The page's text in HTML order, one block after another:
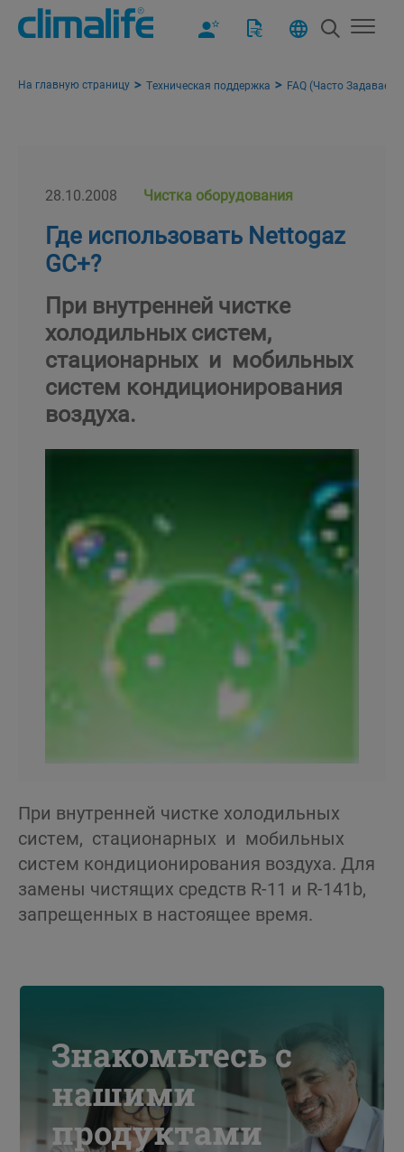
На главную страницу Техническая поддержка FAQ (Часто
28.10.2008 Чистка оборудования
Где использовать Nettogaz
GC+?
При внутренней чистке
холодильных систем,
стационарных и мобильных
систем кондиционирования
воздуха.
При внутренней чистке холодильных
систем, стационарных и мобильных
систем кондиционирования воздуха. Для
замены чистящих средств R-11 и R-141b,
запрещенных в настоящее время.
Знакомьтесь с
нашими
продуктами